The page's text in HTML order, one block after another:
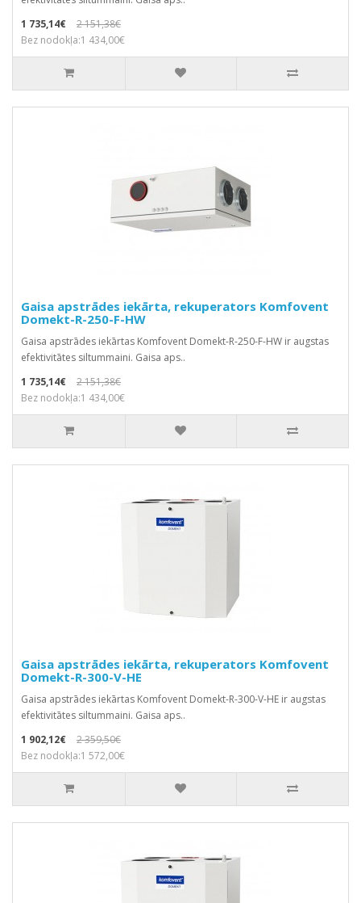
1 735,14€
2 151,38€
Bez nodokļa:1 434,00€
Gaisa apstrādes iekārta, rekuperators Komfovent
Domekt-R-250-F-HW
Gaisa apstrādes iekārtas Komfovent Domekt-R-250-F-HW ir augstas
efektivitātes siltummaini. Gaisa aps..
1 735,14€
2 151,38€
Bez nodokļa:1 434,00€
Gaisa apstrādes iekārta, rekuperators Komfovent
Domekt-R-300-V-HE
Gaisa apstrādes iekārtas Komfovent Domekt-R-300-V-HE ir augstas
efektivitātes siltummaini. Gaisa aps..
1 902,12€
2 359,50€
Bez nodokļa:1 572,00€